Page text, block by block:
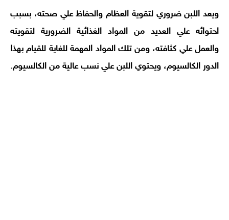
ويعد اللبن ضروري لتقوية العظام والحفاظ علي صحته، بسبب
احتوائه علي العديد من المواد الغذائية الضرورية لتقويته
والعمل علي كثافته، ومن تلك المواد المهمة للغاية للقيام بهذا
الدور الكالسيوم، ويحتوي اللبن علي نسب عالية من الكالسيوم.